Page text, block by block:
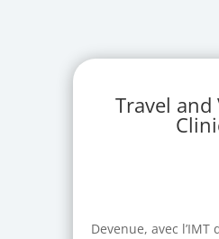
Travel and
Devenue, avec l’IMT